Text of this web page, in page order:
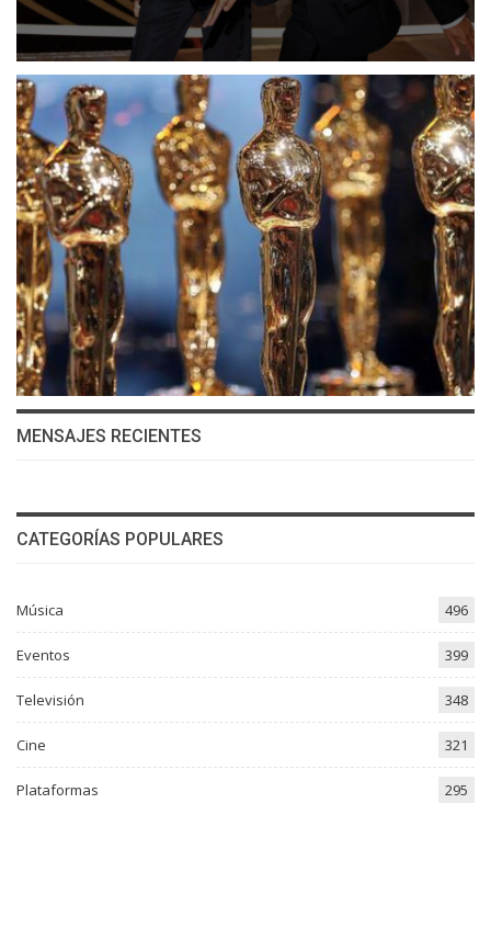
MENSAJES RECIENTES
CATEGORÍAS POPULARES
Música 496
Eventos 399
Televisión 348
Cine 321
Plataformas 295